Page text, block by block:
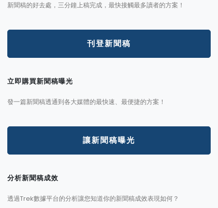
新聞稿的好去處，三分鐘上稿完成，最快接觸最多讀者的方案！
刊登新聞稿
立即購買新聞稿曝光
發一篇新聞稿透通到各大媒體的最快速、最便捷的方案！
讓新聞稿曝光
分析新聞稿成效
透過Trek數據平台的分析讓您知道你的新聞稿成效表現如何？